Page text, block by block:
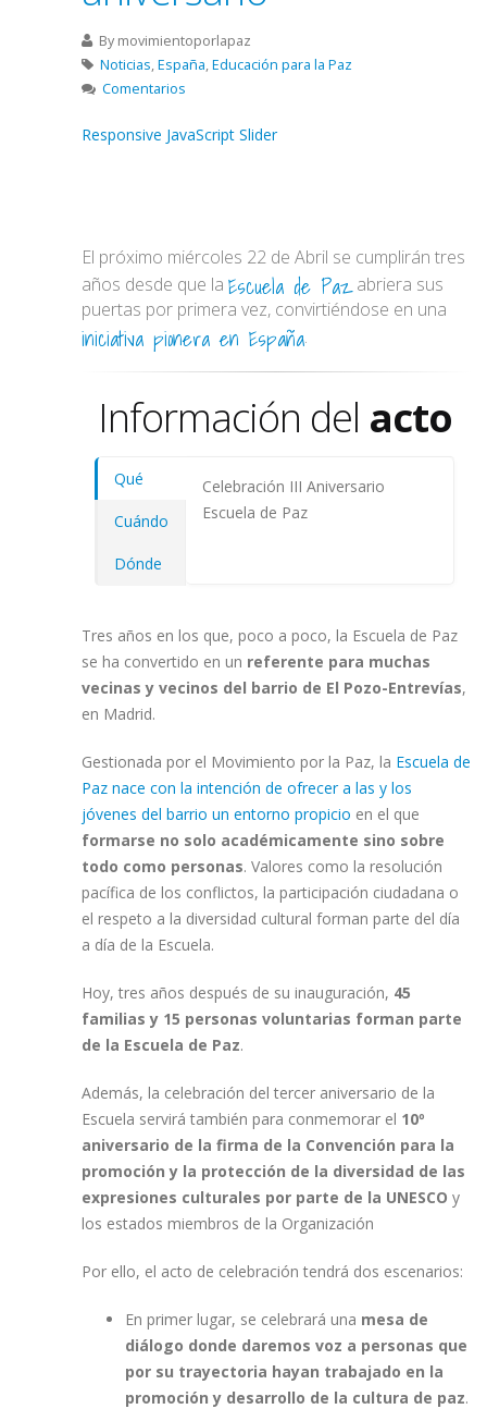
By movimientoporlapaz
Noticias,España,Educación para la Paz
Comentarios
Responsive JavaScript Slider
El próximo miércoles 22 de Abril se cumplirán tres
años desde que la Escuela de Paz abriera sus
puertas por primera vez, convirtiéndose en una
iniciativa pionera en España.
Información del acto
Qué
Cuándo
Dónde
Celebración III Aniversario
Escuela de Paz
Tres años en los que, poco a poco, la Escuela de Paz
se ha convertido en un referente para muchas
vecinas y vecinos del barrio de El Pozo-Entrevías,
en Madrid.
Gestionada por el Movimiento por la Paz, la Escuela de
Paz nace con la intención de ofrecer a las y los
jóvenes del barrio un entorno propicio en el que
formarse no solo académicamente sino sobre
todo como personas. Valores como la resolución
pacífica de los conflictos, la participación ciudadana o
el respeto a la diversidad cultural forman parte del día
a día de la Escuela.
Hoy, tres años después de su inauguración, 45
familias y 15 personas voluntarias forman parte
de la Escuela de Paz.
Además, la celebración del tercer aniversario de la
Escuela servirá también para conmemorar el 10º
aniversario de la firma de la Convención para la
promoción y la protección de la diversidad de las
expresiones culturales por parte de la UNESCO y
los estados miembros de la Organización
Por ello, el acto de celebración tendrá dos escenarios:
En primer lugar, se celebrará una mesa de
diálogo donde daremos voz a personas que
por su trayectoria hayan trabajado en la
promoción y desarrollo de la cultura de paz.